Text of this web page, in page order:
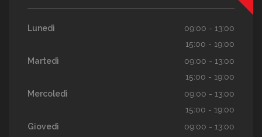
Lunedì
09:00 - 13:00
15:00 - 19:00
Martedì
09:00 - 13:00
15:00 - 19:00
Mercoledì
09:00 - 13:00
15:00 - 19:00
Giovedì
09:00 - 13:00